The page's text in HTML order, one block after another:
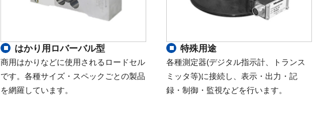
はかり用ロバーバル型
商用はかりなどに使用されるロードセル
です。各種サイズ・スペックごとの製品
を網羅しています。
特殊用途
各種測定器(デジタル指示計、トランス
ミッタ等)に接続し、表示・出力・記
録・制御・監視などを行います。